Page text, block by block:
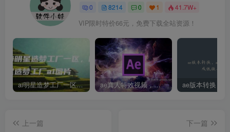
0 8214 0 1 41.7W+
VIP限时特价66元，免费下载全站资源！
ai明星造梦工厂一区，明星造梦工厂ai图片 ae真人特效视频，大学生第一次做ppt怎么做
上一篇
下一篇